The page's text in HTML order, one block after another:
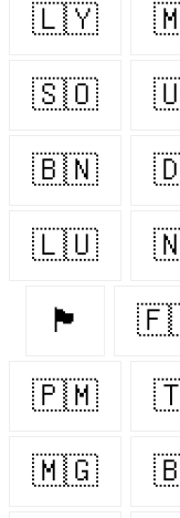
🇱🇾
🇸🇴
🇧🇳
🇱🇺
🏴󠁧󠁢󠁷󠁬󠁳󠁿
🇵🇲
🇲🇬